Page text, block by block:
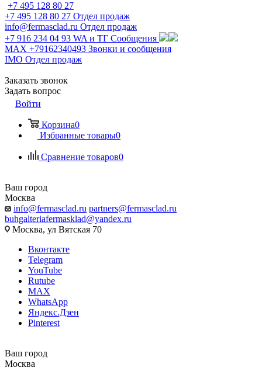
+7 495 128 80 27
+7 495 128 80 27 Отдел продаж
info@fermasclad.ru Отдел продаж
+7 916 234 04 93 WA и ТГ Сообщения
MAX +79162340493 Звонки и сообщения
IMO Отдел продаж
Заказать звонок
Задать вопрос
Войти
Корзина0
Избранные товары0
Сравнение товаров0
Ваш город
Москва
info@fermasclad.ru partners@fermasclad.ru
buhgalteriafermasklad@yandex.ru
Москва, ул Вятская 70
Вконтакте
Telegram
YouTube
Rutube
MAX
WhatsApp
Яндекс.Дзен
Pinterest
Ваш город
Москва